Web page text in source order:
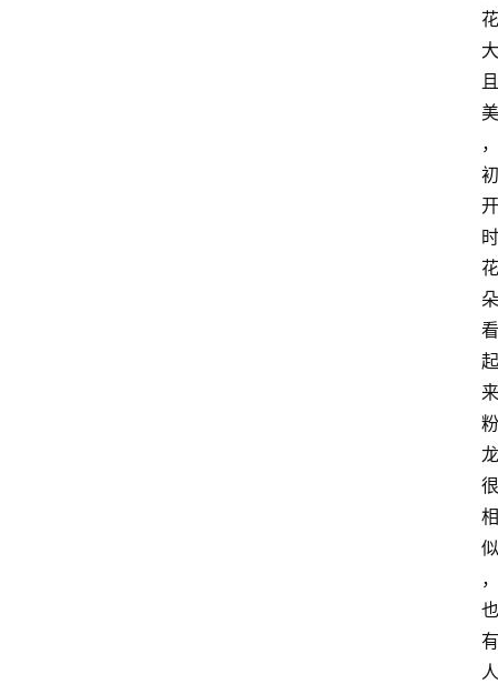
花
大
且
美
，
初
开
时
花
朵
看
起
来
粉
龙
很
相
似
，
也
有
人